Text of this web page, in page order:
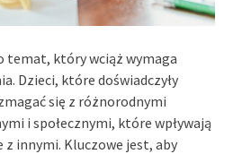
temat, który wciąż wymaga
Dzieci, które doświadczyły
się z różnorodnymi
i społecznymi, które wpływają
innymi. Kluczowe jest, aby